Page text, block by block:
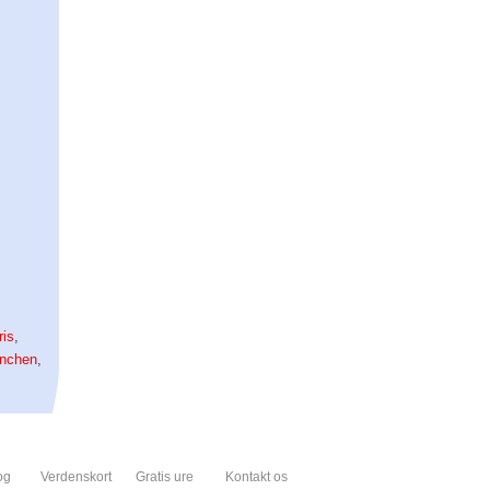
,
,
Verdenskort Gratis ure Kontakt os